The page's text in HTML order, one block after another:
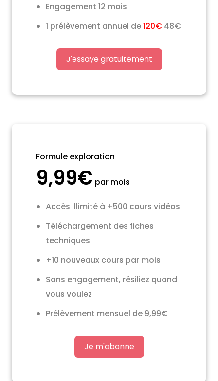
Engagement 12 mois
1 prélèvement annuel de120€ 48€
J'essaye gratuitement
Formule exploration
9,99€ par mois
Accès illimité à +500 cours vidéos
Téléchargement des fiches
techniques
+10 nouveaux cours par mois
Sans engagement, résiliez quand
vous voulez
Prélèvement mensuel de 9,99€
Je m'abonne